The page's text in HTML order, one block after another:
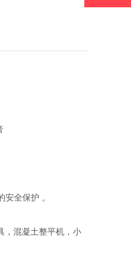
全保护 。
，混凝土整平机，小